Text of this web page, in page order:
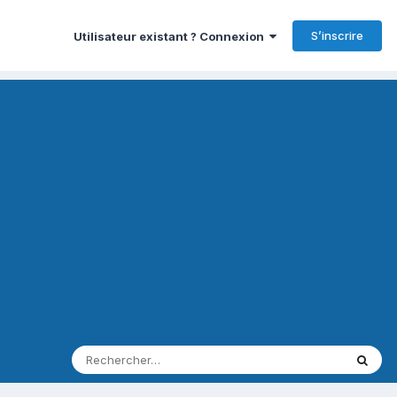
Utilisateur existant ? Connexion S’inscrire